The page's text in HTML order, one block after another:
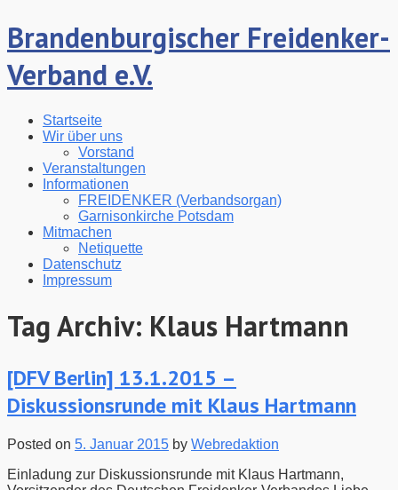
Brandenburgischer Freidenker-
Verband e.V.
Startseite
Wir über uns
Vorstand
Veranstaltungen
Informationen
FREIDENKER (Verbandsorgan)
Garnisonkirche Potsdam
Mitmachen
Netiquette
Datenschutz
Impressum
Tag Archiv: Klaus Hartmann
[DFV Berlin] 13.1.2015 –
Diskussionsrunde mit Klaus Hartmann
Posted on 5. Januar 2015 by Webredaktion
Einladung zur Diskussionsrunde mit Klaus Hartmann,